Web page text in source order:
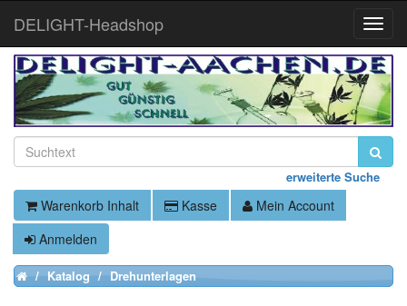
erweiterte Suche
Warenkorb Inhalt Kasse
Mein Account
Anmelden
HomeKatalog Drehunterlagen
Toggle
DELIGHT-Headshop